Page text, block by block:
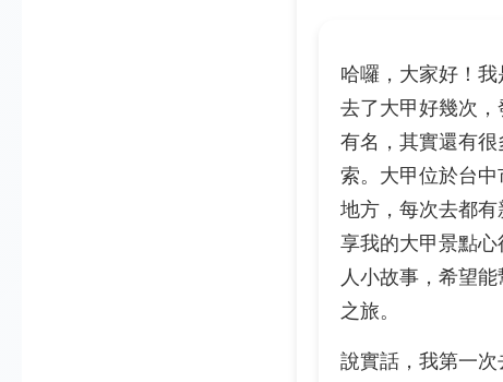
哈囉，大家好！
去了大甲好幾次
有名，其實還有
索。大甲位於台
地方，每次去都
享我的大甲景點
人小故事，希望
之旅。
說實話，我第一